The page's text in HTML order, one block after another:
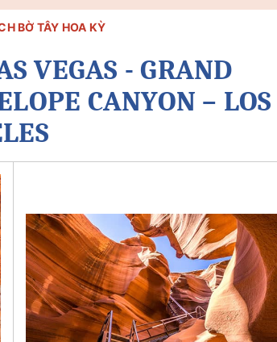
BỜ TÂY HOA KỲ
VEGAS - GRAND
CANYON – LOS